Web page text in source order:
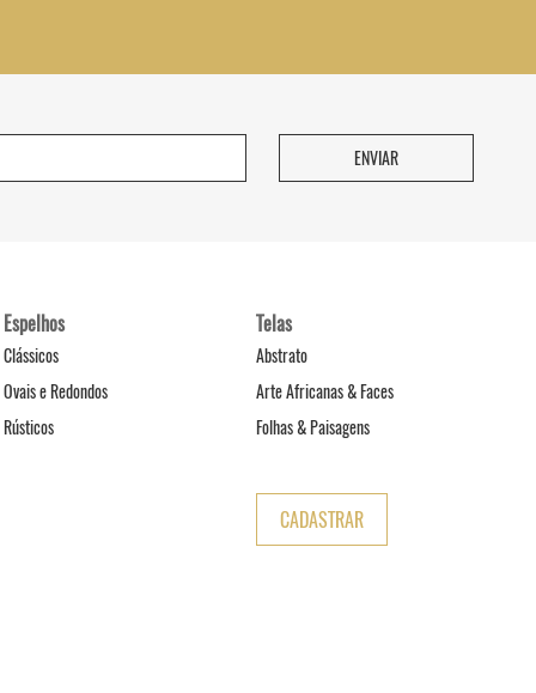
Espelhos
Clássicos
Ovais e Redondos
Rústicos
Telas
Abstrato
Arte Africanas & Faces
Folhas & Paisagens
CADASTRAR